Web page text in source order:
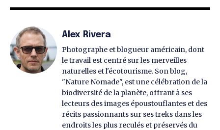
Alex Rivera
Photographe et blogueur américain, dont
le travail est centré sur les merveilles
naturelles et l'écotourisme. Son blog,
"Nature Nomade", est une célébration de la
biodiversité de la planète, offrant à ses
lecteurs des images époustouflantes et des
récits passionnants sur ses treks dans les
endroits les plus reculés et préservés du